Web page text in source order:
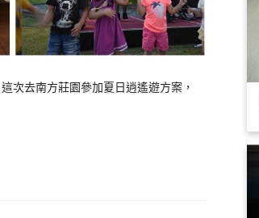
次去南方莊園參加夏日逍遙遊方案，